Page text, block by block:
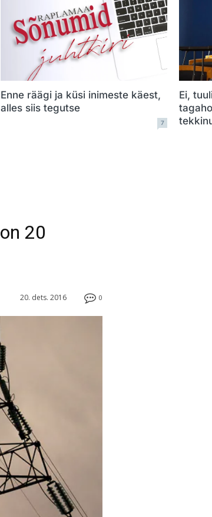
Enne räägi ja küsi inimeste käest,
alles siis tegutse
7
Ei,